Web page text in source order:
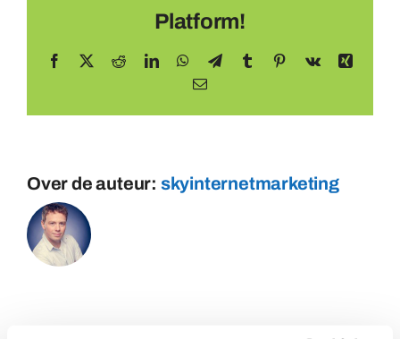
Platform!
Facebook RedditLinkedInWhatsApp
TelegramTumblr Pinterest
Vk
Xing
E-
Over de auteur: skyinternetmarketing